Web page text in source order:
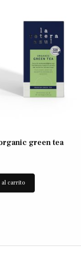
green tea
carrito